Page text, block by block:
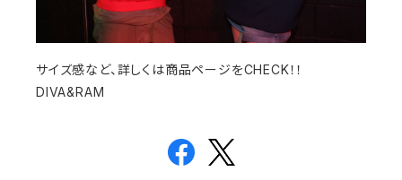
サイズ感など、詳しくは商品ページをCHECK！！
DIVA&RAM